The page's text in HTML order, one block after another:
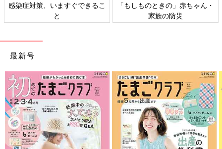
感染症対策、いますぐできるこ
と
「もしものときの」赤ちゃん・
家族の防災
最新号